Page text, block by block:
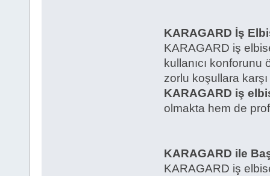
KARAGARD İş
KARAGARD iş
kullanıcı konforunu
zorlu koşullara
KARAGARD iş
olmakta hem de
KARAGARD ile
KARAGARD iş